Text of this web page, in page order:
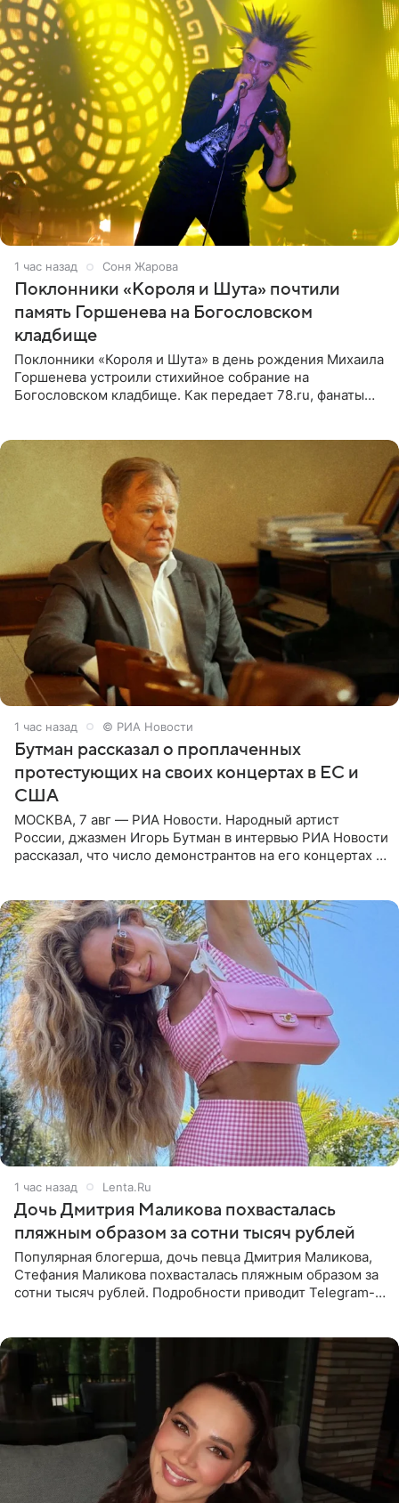
1 час назад Соня Жарова
Поклонники «Короля и Шута» почтили
память Горшенева на Богословском
кладбище
Поклонники «Короля и Шута» в день рождения Михаила
Горшенева устроили стихийное собрание на
Богословском кладбище. Как передает 78.ru, фанаты
1 час назад © РИА Новости
Бутман рассказал о проплаченных
протестующих на своих концертах в ЕС и
США
МОСКВА, 7 авг — РИА Новости. Народный артист
России, джазмен Игорь Бутман в интервью РИА Новости
рассказал, что число демонстрантов на его концертах в
1 час назад Lenta.Ru
Дочь Дмитрия Маликова похвасталась
пляжным образом за сотни тысяч рублей
Популярная блогерша, дочь певца Дмитрия Маликова,
Стефания Маликова похвасталась пляжным образом за
сотни тысяч рублей. Подробности приводит Telegram-